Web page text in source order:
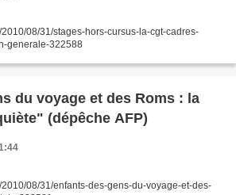
08/31/stages-hors-cursus-la-cgt-cadres-
generale-322588
du voyage et des Roms : la
(dépêche AFP)
08/31/enfants-des-gens-du-voyage-et-des-